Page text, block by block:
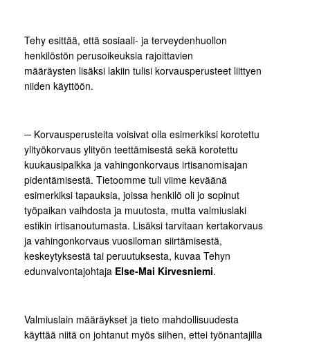
Tehy esittää, että sosiaali- ja terveydenhuollon
henkilöstön perusoikeuksia rajoittavien
määräysten lisäksi lakiin tulisi korvausperusteet liittyen
niiden käyttöön.
─ Korvausperusteita voisivat olla esimerkiksi korotettu
ylityökorvaus ylityön teettämisestä sekä korotettu
kuukausipalkka ja vahingonkorvaus irtisanomisajan
pidentämisestä. Tietoomme tuli viime keväänä
esimerkiksi tapauksia, joissa henkilö oli jo sopinut
työpaikan vaihdosta ja muutosta, mutta valmiuslaki
estikin irtisanoutumasta. Lisäksi tarvitaan kertakorvaus
ja vahingonkorvaus vuosiloman siirtämisestä,
keskeytyksestä tai peruutuksesta, kuvaa Tehyn
edunvalvontajohtaja Else-Mai Kirvesniemi.
Valmiuslain määräykset ja tieto mahdollisuudesta
käyttää niitä on johtanut myös siihen, ettei työnantajilla